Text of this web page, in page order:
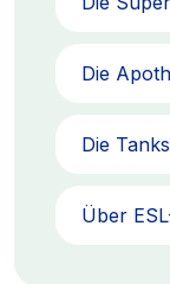
Die
Die
Über